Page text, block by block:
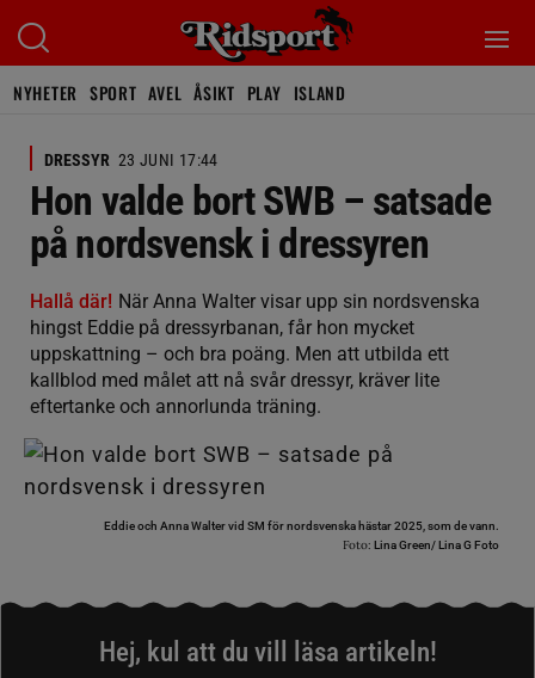
NYHETER SPORT AVEL ÅSIKT PLAY ISLAND
DRESSYR 23 JUNI 17:44
Hon valde bort SWB – satsade
på nordsvensk i dressyren
Hallå där! När Anna Walter visar upp sin nordsvenska
hingst Eddie på dressyrbanan, får hon mycket
uppskattning – och bra poäng. Men att utbilda ett
kallblod med målet att nå svår dressyr, kräver lite
eftertanke och annorlunda träning.
Eddie och Anna Walter vid SM för nordsvenska hästar 2025, som de vann.
Foto: Lina Green/ Lina G Foto
Hej, kul att du vill läsa artikeln!